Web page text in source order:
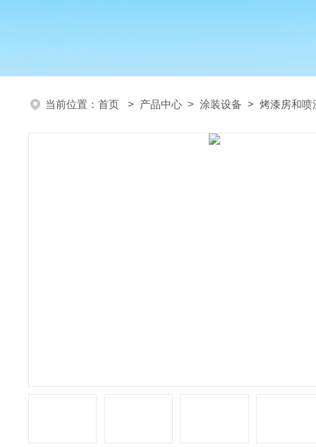
当前位置： 首页 > 产品中心 > 涂装设备 > 烤漆房和喷